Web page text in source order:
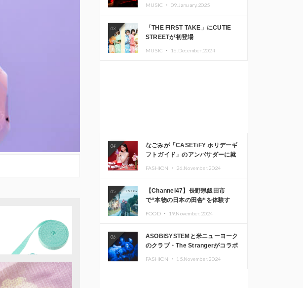
Kza（FORCE OF NATURE）ら日
本を代表するDJ・クリエイターが
出演
MUSIC ・ 09.January.2025
03
「THE FIRST TAKE」にCUTIE
STREETが初登場
MUSIC ・ 16.December.2024
04
なごみが「CASETiFY ホリデーギ
フトガイド」のアンバサダーに就
FASHION ・ 26.November.2024
05
【Channel47】長野県飯田市
で“本物の日本の田舎“を体験す
FOOD ・ 19.November.2024
06
ASOBISYSTEMと米ニューヨーク
のクラブ・The Strangerがコラボ
FASHION ・ 15.November.2024